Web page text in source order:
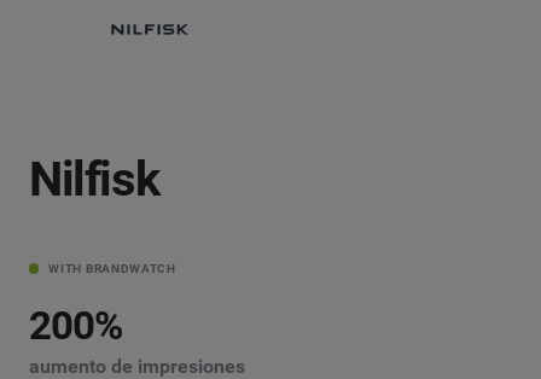
Nilfisk
WITH BRANDWATCH
200%
aumento de impresiones